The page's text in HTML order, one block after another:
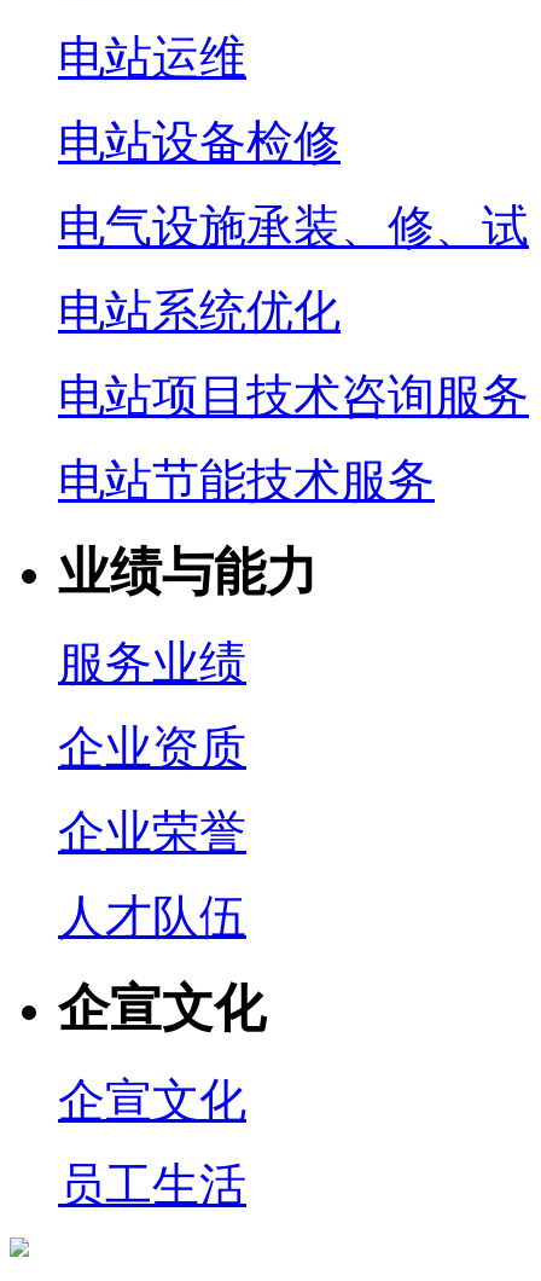
电站运维
电站设备检修
电气设施承装、修、试
电站系统优化
电站项目技术咨询服务
电站节能技术服务
业绩与能力
服务业绩
企业资质
企业荣誉
人才队伍
企宣文化
企宣文化
员工生活